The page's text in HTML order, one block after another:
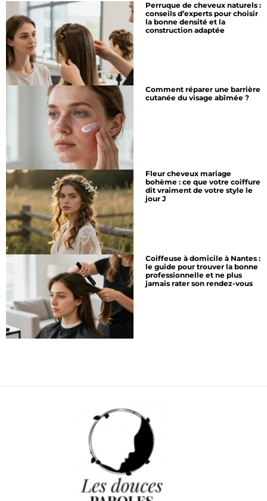
Perruque de cheveux naturels :
conseils d’experts pour choisir
la bonne densité et la
construction adaptée
Comment réparer une barrière
cutanée du visage abîmée ?
Fleur cheveux mariage
bohème : ce que votre coiffure
dit vraiment de votre style le
jour J
Coiffeuse à domicile à Nantes :
le guide pour trouver la bonne
professionnelle et ne plus
jamais rater son rendez-vous